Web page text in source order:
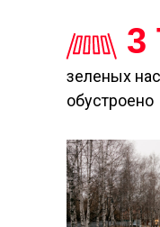
Кез
3
зеленых
обустроено